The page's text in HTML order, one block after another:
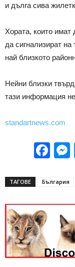
и дълга сива
Хората, които имат
да сигнализират
най близкото
Нейни близки
тази информация
standartnews.com
ТАГОВЕ България